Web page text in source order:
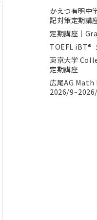
かえつ有明中
記対策定期講
定期講座｜
TOEFL iBT®
東京大学
定期講座
広尾AG Math
2026/